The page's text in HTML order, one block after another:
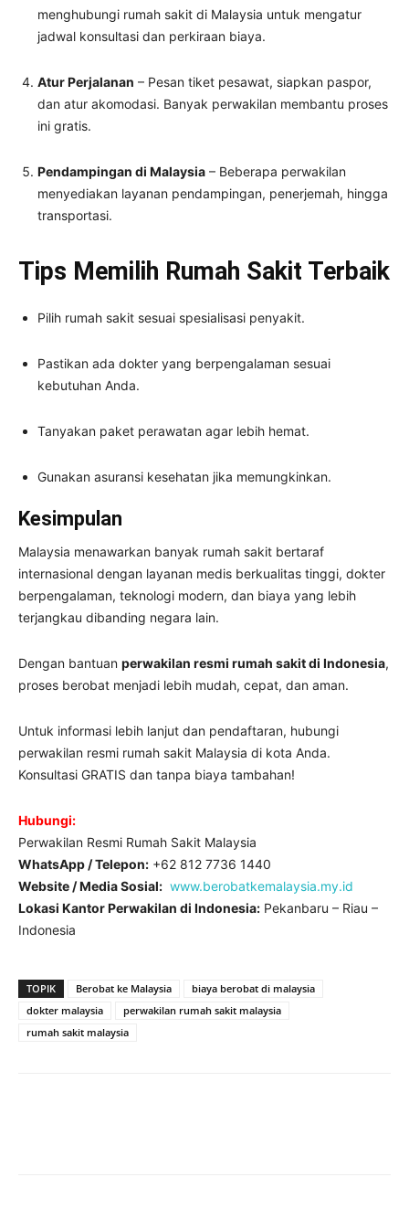
menghubungi rumah sakit di Malaysia untuk mengatur
jadwal konsultasi dan perkiraan biaya.
Atur Perjalanan – Pesan tiket pesawat, siapkan paspor,
dan atur akomodasi. Banyak perwakilan membantu proses
ini gratis.
Pendampingan di Malaysia – Beberapa perwakilan
menyediakan layanan pendampingan, penerjemah, hingga
transportasi.
Tips Memilih Rumah Sakit Terbaik
Pilih rumah sakit sesuai spesialisasi penyakit.
Pastikan ada dokter yang berpengalaman sesuai
kebutuhan Anda.
Tanyakan paket perawatan agar lebih hemat.
Gunakan asuransi kesehatan jika memungkinkan.
Kesimpulan
Malaysia menawarkan banyak rumah sakit bertaraf
internasional dengan layanan medis berkualitas tinggi, dokter
berpengalaman, teknologi modern, dan biaya yang lebih
terjangkau dibanding negara lain.
Dengan bantuan perwakilan resmi rumah sakit di Indonesia,
proses berobat menjadi lebih mudah, cepat, dan aman.
Untuk informasi lebih lanjut dan pendaftaran, hubungi
perwakilan resmi rumah sakit Malaysia di kota Anda.
Konsultasi GRATIS dan tanpa biaya tambahan!
Hubungi:
Perwakilan Resmi Rumah Sakit Malaysia
WhatsApp / Telepon: +62 812 7736 1440
Website / Media Sosial: www.berobatkemalaysia.my.id
Lokasi Kantor Perwakilan di Indonesia: Pekanbaru – Riau –
Indonesia
TOPIK Berobat ke Malaysia
biaya berobat di malaysia
dokter malaysia
perwakilan rumah sakit malaysia
rumah sakit malaysia